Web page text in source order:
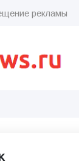
рекламы